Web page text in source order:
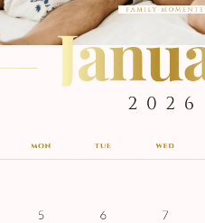
需要修改吗？点击图片右下角